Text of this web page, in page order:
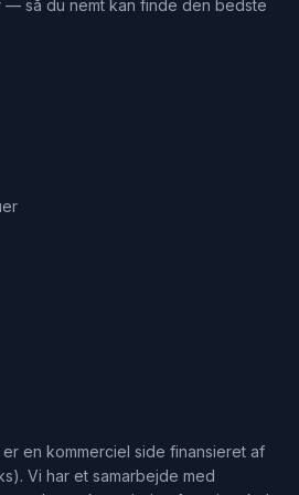
så du nemt kan finde den bedste
en kommerciel side finansieret af
Vi har et samarbejde med